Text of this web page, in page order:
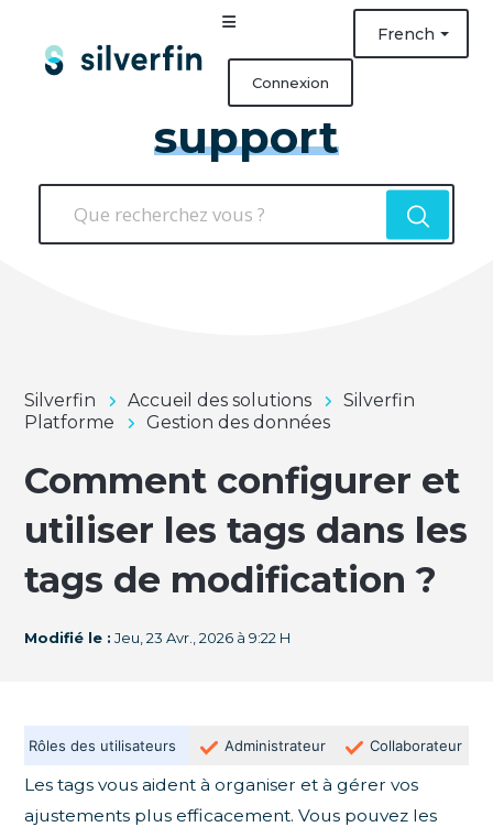
French
Connexion
support
Silverfin Accueil des solutions
Silverfin
Platforme
Gestion des données
Comment configurer et
utiliser les tags dans les
tags de modification ?
Modifié le : Jeu, 23 Avr., 2026 à 9:22 H
Rôles des utilisateurs Administrateur Collaborateur
Les tags vous aident à organiser et à gérer vos
ajustements plus efficacement. Vous pouvez les